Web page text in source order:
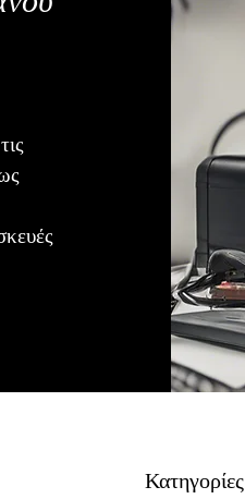
Κατηγορίες